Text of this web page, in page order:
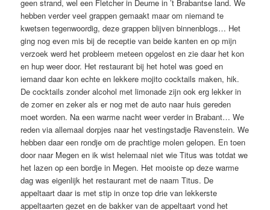
geen strand, wel een Fletcher in Deurne in ’t Brabantse land. We
hebben verder veel grappen gemaakt maar om niemand te
kwetsen tegenwoordig, deze grappen blijven binnenblogs… Het
ging nog even mis bij de receptie van beide kanten en op mijn
verzoek werd het probleem meteen opgelost en zie daar het kon
en hup weer door. Het restaurant bij het hotel was goed en
iemand daar kon echte en lekkere mojito cocktails maken, hik.
De cocktails zonder alcohol met limonade zijn ook erg lekker in
de zomer en zeker als er nog met de auto naar huis gereden
moet worden. Na een warme nacht weer verder in Brabant… We
reden via allemaal dorpjes naar het vestingstadje Ravenstein. We
hebben daar een rondje om de prachtige molen gelopen. En toen
door naar Megen en ik wist helemaal niet wie Titus was totdat we
het lazen op een bordje in Megen. Het mooiste op deze warme
dag was eigenlijk het restaurant met de naam Titus. De
appeltaart daar is met stip in onze top drie van lekkerste
appeltaarten gezet en de bakker van de appeltaart vond het